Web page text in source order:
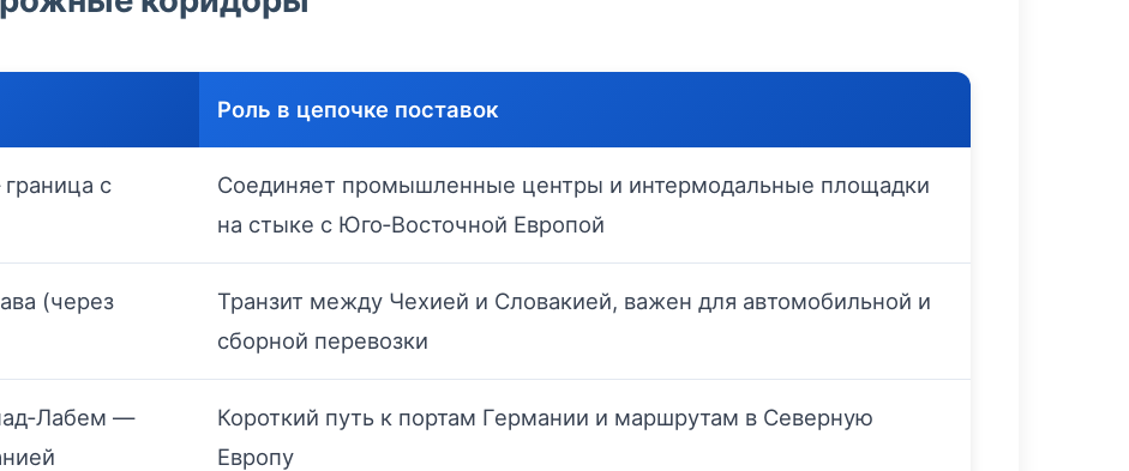
Роль в цепочке поставок
с
Соединяет промышленные центры и интермодальные площадки
на стыке с Юго‑Восточной Европой
(через
Транзит между Чехией и Словакией, важен для автомобильной и
сборной перевозки
—
Короткий путь к портам Германии и маршрутам в Северную
Европу